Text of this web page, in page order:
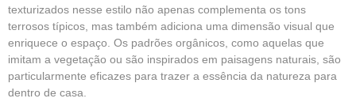
texturizados nesse estilo não apenas complementa os tons
terrosos típicos, mas também adiciona uma dimensão visual que
enriquece o espaço. Os padrões orgânicos, como aquelas que
imitam a vegetação ou são inspirados em paisagens naturais, são
particularmente eficazes para trazer a essência da natureza para
dentro de casa.